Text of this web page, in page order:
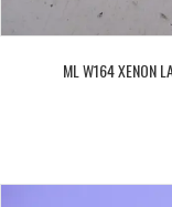
ML W164 XENON